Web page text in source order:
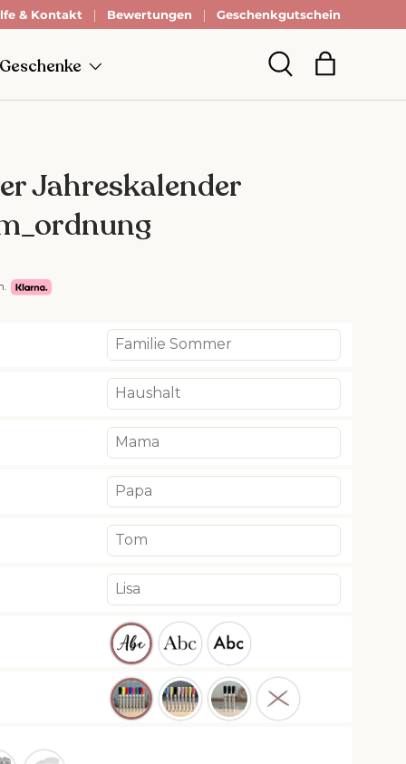
Zahle erst in 30 Tagenmit Klarna.
& Kontakt Bewertungen Geschenkgutschein
Suche
Jahreskalender
Weiss